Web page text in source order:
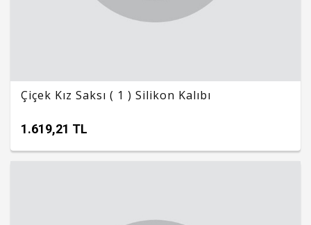
Çiçek Kız Saksı ( 1 ) Silikon Kalıbı
1.619,21 TL